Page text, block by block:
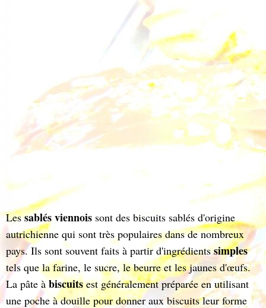
Lessablésviennois sont des biscuits sablés d'origine
autrichienne qui sont très populaires dans de nombreux
pays. Ils sont souvent faits à partir d'ingrédientssimples
tels que la farine, le sucre, le beurre et les jaunes d'œufs.
La pâte àbiscuitsest généralement préparée en utilisant
une poche à douille pour donner aux biscuits leur forme